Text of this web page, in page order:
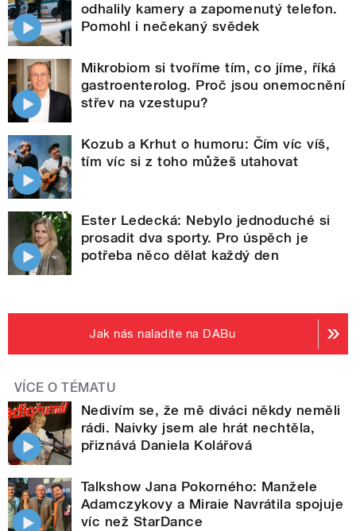
odhalily kamery a zapomenutý telefon.
Pomohl i nečekaný svědek
Mikrobiom si tvoříme tím, co jíme, říká
gastroenterolog. Proč jsou onemocnění
střev na vzestupu?
Kozub a Krhut o humoru: Čím víc víš,
tím víc si z toho můžeš utahovat
Ester Ledecká: Nebylo jednoduché si
prosadit dva sporty. Pro úspěch je
potřeba něco dělat každý den
Jak nás naladíte na DABu
VÍCE O TÉMATU
Nedivím se, že mě diváci někdy neměli
rádi. Naivky jsem ale hrát nechtěla,
přiznává Daniela Kolářová
Talkshow Jana Pokorného: Manžele
Adamczykovy a Miraie Navrátila spojuje
víc než StarDance